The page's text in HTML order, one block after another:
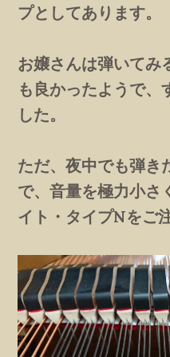
プとしてあります。
お嬢さんは弾いてみ
も良かったようで、
した。
ただ、夜中でも弾き
で、音量を極力小さ
イト・タイプNをご